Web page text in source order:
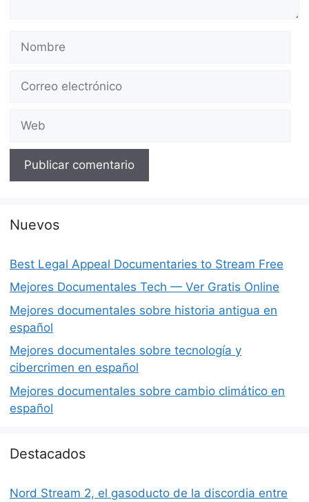
electrónico
Nuevos
Best Legal Appeal Documentaries to Stream Free
Mejores Documentales Tech — Ver Gratis Online
Mejores documentales sobre historia antigua en
español
Mejores documentales sobre tecnología y
cibercrimen en español
Mejores documentales sobre cambio climático en
español
Destacados
Nord Stream 2, el gasoducto de la discordia entre